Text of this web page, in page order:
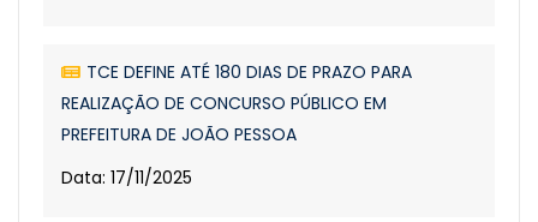
TCE DEFINE ATÉ 180 DIAS DE PRAZO PARA
REALIZAÇÃO DE CONCURSO PÚBLICO EM
PREFEITURA DE JOÃO PESSOA
Data: 17/11/2025